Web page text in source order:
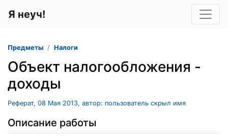
Я неуч!
Предметы Налоги
Объект налогообложения -
доходы
Реферат, 08 Мая 2013, автор: пользователь скрыл имя
Описание работы